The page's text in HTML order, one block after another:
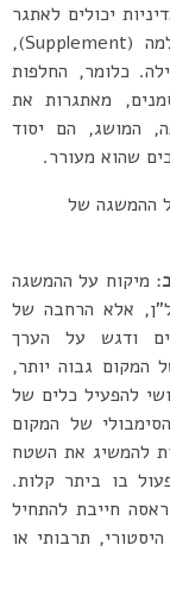
יכולים לאתגר
את ההמשגה, אלא גם יחידים באמצעות השלמה (Supplement),
כלומר, החלפות
מאתגרות את
המושג, הם יסוד
שהוא מעורר.
ההמשגה של
: מיקוח על ההמשגה
אלא הרחבה של
ודגש על הערך
המקום גבוה יותר,
להפעיל כלים של
של המקום
להמשיג את השטח
בו ביתר קלות.
חייבת להתחיל
תרבותי או